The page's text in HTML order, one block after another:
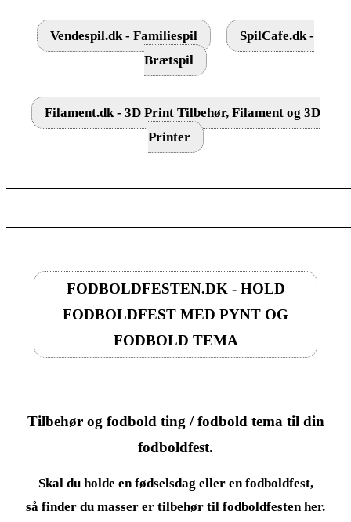
Vendespil.dk - Familiespil
SpilCafe.dk -
Brætspil
Filament.dk - 3D Print Tilbehør, Filament og 3D
Printer
FODBOLDFESTEN.DK - HOLD
FODBOLDFEST MED PYNT OG
FODBOLD TEMA
Tilbehør og fodbold ting / fodbold tema til din
fodboldfest.
Skal du holde en fødselsdag eller en fodboldfest,
så finder du masser er tilbehør til fodboldfesten her.